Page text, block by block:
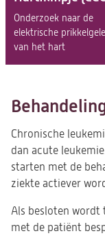
Onderzoek naar de
elektrische
van het hart
Chronische
dan acute
starten met de
ziekte actiever
Als besloten wordt
met de patiënt